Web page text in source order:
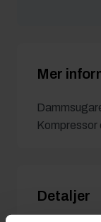
Mer
Kompressor
Detaljer